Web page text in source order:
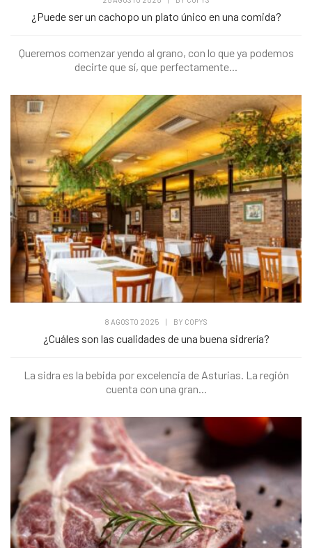
¿Puede ser un cachopo un plato único en una comida?
Queremos comenzar yendo al grano, con lo que ya podemos
decirte que sí, que perfectamente...
8 AGOSTO 2025 BY COPYS
¿Cuáles son las cualidades de una buena sidrería?
La sidra es la bebida por excelencia de Asturias. La región
cuenta con una gran...